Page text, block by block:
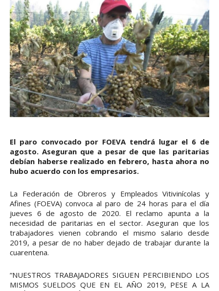
El paro convocado por FOEVA tendrá lugar el 6 de
agosto. Aseguran que a pesar de que las paritarias
debían haberse realizado en febrero, hasta ahora no
hubo acuerdo con los empresarios.
La Federación de Obreros y Empleados Vitivinícolas y
Afines (FOEVA) convoca al paro de 24 horas para el día
jueves 6 de agosto de 2020. El reclamo apunta a la
necesidad de paritarias en el sector. Aseguran que los
trabajadores vienen cobrando el mismo salario desde
2019, a pesar de no haber dejado de trabajar durante la
cuarentena.
“NUESTROS TRABAJADORES SIGUEN PERCIBIENDO LOS
MISMOS SUELDOS QUE EN EL AÑO 2019, PESE A LA